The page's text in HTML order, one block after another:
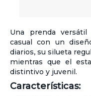
Una prenda
casual con un
diarios, su silueta
mientras que el
distintivo y juvenil.
Características: